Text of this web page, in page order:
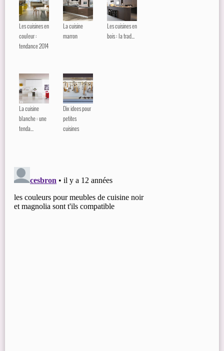
Les cuisines en
couleur :
tendance 2014
La cuisine
marron
Les cuisines en
bois : la trad...
La cuisine
blanche : une
tenda...
Dix idees pour
petites
cuisines